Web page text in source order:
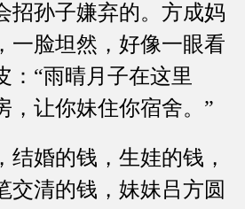
孙子嫌弃的。方成妈
一脸坦然，好像一眼看
：“雨晴月子在这里
，让你妹住你宿舍。”
婚的钱，生娃的钱，
交清的钱，妹妹吕方圆